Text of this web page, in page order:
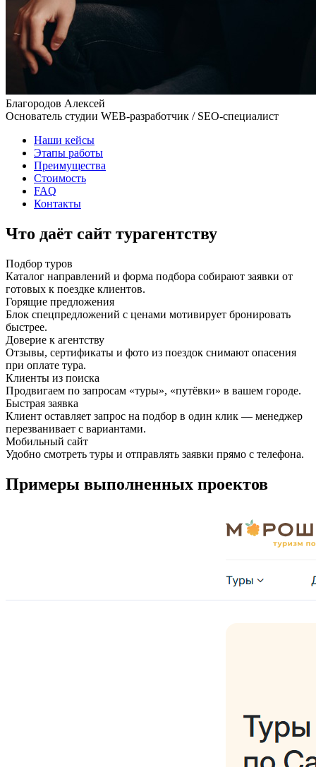
Благородов Алексей
Основатель студии WEB-разработчик / SEO-специалист
Наши кейсы
Этапы работы
Преимущества
Стоимость
FAQ
Контакты
Что даёт сайт турагентству
Подбор туров
Каталог направлений и форма подбора собирают заявки от
готовых к поездке клиентов.
Горящие предложения
Блок спецпредложений с ценами мотивирует бронировать
быстрее.
Доверие к агентству
Отзывы, сертификаты и фото из поездок снимают опасения
при оплате тура.
Клиенты из поиска
Продвигаем по запросам «туры», «путёвки» в вашем городе.
Быстрая заявка
Клиент оставляет запрос на подбор в один клик — менеджер
перезванивает с вариантами.
Мобильный сайт
Удобно смотреть туры и отправлять заявки прямо с телефона.
Примеры выполненных проектов